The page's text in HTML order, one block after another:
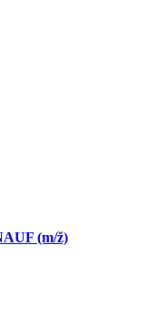
(m/ž)